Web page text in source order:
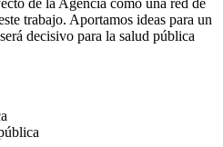
de la Agencia como una red de
trabajo. Aportamos ideas para un
decisivo para la salud pública